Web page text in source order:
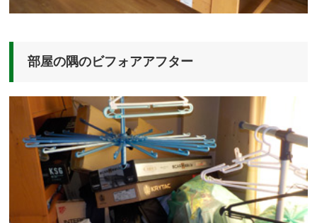
部屋の隅のビフォアアフター